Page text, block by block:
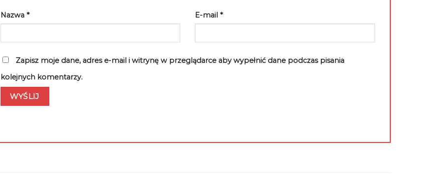
Nazwa * E-mail*
Zapisz moje dane, adres e-mail i witrynę w przeglądarce aby wypełnić dane podczas pisania
kolejnych komentarzy.